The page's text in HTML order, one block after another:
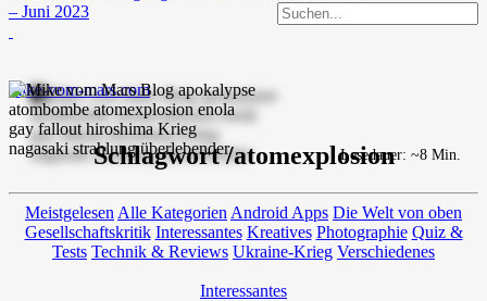
– Juni 2023
mike-vom-mars.com
Schlagwort /atomexplosion
Meistgelesen Alle Kategorien Android Apps Die Welt von oben
Gesellschaftskritik Interessantes Kreatives Photographie Quiz &
Tests Technik & Reviews Ukraine-Krieg Verschiedenes
Interessantes
Lesedauer: ~8 Min.